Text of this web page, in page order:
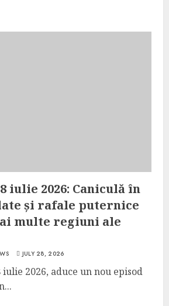
iulie 2026: Caniculă în
și rafale puternice
multe regiuni ale
JULY 28, 2026
2026, aduce un nou episod